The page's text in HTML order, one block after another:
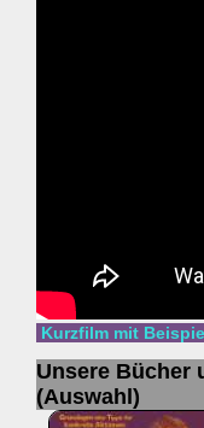
Kurzfilm mit
Unsere Bücher
(Auswahl)